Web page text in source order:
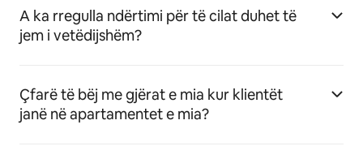
A ka rregulla ndërtimi për të cilat duhet të
jem i vetëdijshëm?
Çfarë të bëj me gjërat e mia kur klientët
janë në apartamentet e mia?